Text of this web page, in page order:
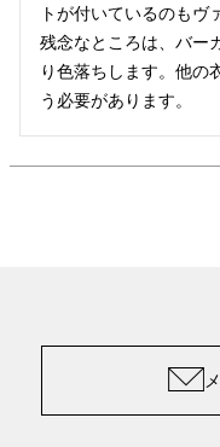
トが付いているのもヴ
残念なところは、バー
り色落ちします。他の
う必要があります。